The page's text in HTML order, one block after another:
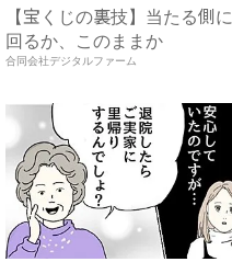
【宝くじの裏技】当たる側に
回るか、このままか
合同会社デジタルファーム